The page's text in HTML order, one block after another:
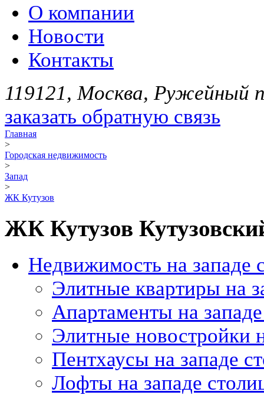
О компании
Новости
Контакты
119121, Москва, Ружейный
заказать обратную связь
Главная
>
Городская недвижимость
>
Запад
>
ЖК Кутузов
ЖК Кутузов
Недвижимость на западе
Элитные квартиры на
Апартаменты на
Элитные новостройки
Пентхаусы на западе
Лофты на западе